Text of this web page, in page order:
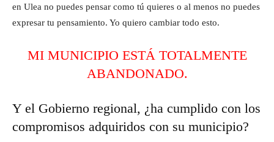
en Ulea no puedes pensar como tú quieres o al menos no puedes
expresar tu pensamiento. Yo quiero cambiar todo esto.
MI MUNICIPIO ESTÁ TOTALMENTE
ABANDONADO.
Y el Gobierno regional, ¿ha cumplido con los
compromisos adquiridos con su municipio?